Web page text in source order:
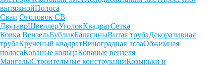
вытяжнойПолоса
Сваи Оголовок СВ
ДвутаврШвеллерУголокКвадратСетка
Ковка ВензельБубликБалясиныВитая трубаДекоративная
трубаКрученый квадратВиноградная лозаОбжимная
полосаКованые кольцаКованые вензеля
МангалыСтроительные конструкцииКозырьки и